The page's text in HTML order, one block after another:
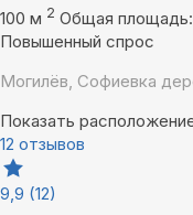
100 м 2 Общая площадь:
Повышенный спрос
Могилёв, Софиевка
Показать
12 отзывов
9,9 (12)